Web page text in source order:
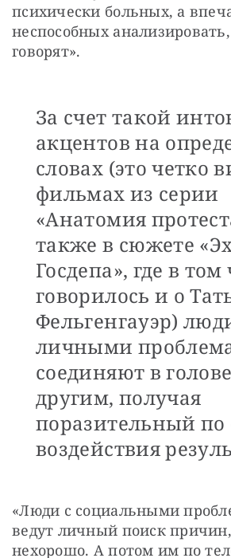
психически больных, а
неспособных
говорят».
За счет такой
акцентов на
словах (это четко
фильмах из серии
«Анатомия
также в сюжете
Госдепа», где в том
говорилось и о
Фельгенгауэр)
личными
соединяют в
другим, получая
поразительный по
воздействия
«Люди с социальными
ведут личный поиск
нехорошо. А потом им по